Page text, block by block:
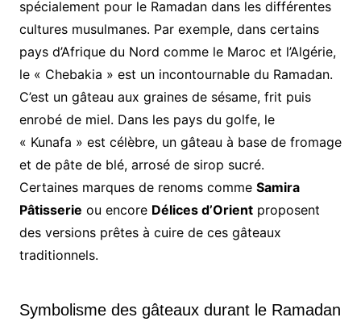
spécialement pour le Ramadan dans les différentes
cultures musulmanes. Par exemple, dans certains
pays d’Afrique du Nord comme le Maroc et l’Algérie,
le « Chebakia » est un incontournable du Ramadan.
C’est un gâteau aux graines de sésame, frit puis
enrobé de miel. Dans les pays du golfe, le
« Kunafa » est célèbre, un gâteau à base de fromage
et de pâte de blé, arrosé de sirop sucré.
Certaines marques de renoms comme Samira
Pâtisserie ou encore Délices d’Orientproposent
des versions prêtes à cuire de ces gâteaux
traditionnels.
Symbolisme des gâteaux durant le Ramadan